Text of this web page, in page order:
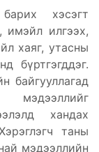
хэсэгт
имэйл илгээх,
хаяг, утасны
бүртгэгддэг.
байгууллагад
мэдээллийг
хандах
таны
мэдээллийн